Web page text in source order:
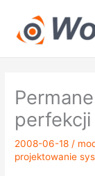
treści
perfekcji
2008-06-18/
projektowanie